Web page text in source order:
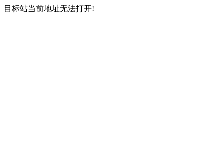
目标站当前地址无法打开!